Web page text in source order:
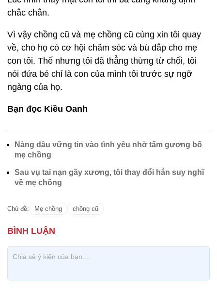
chắc chắn.
Vì vậy chồng cũ và mẹ chồng cũ cùng xin tôi quay
về, cho họ có cơ hội chăm sóc và bù đắp cho mẹ
con tôi. Thế nhưng tôi đã thẳng thừng từ chối, tôi
nói đứa bé chỉ là con của mình tôi trước sự ngỡ
ngàng của họ.
Bạn đọc Kiều Oanh
Nàng dâu vững tin vào tình yêu nhờ tấm gương bố
mẹ chồng
Sau vụ tai nạn gãy xương, tôi thay đổi hẳn suy nghĩ
về mẹ chồng
Chủ đề: Mẹ chồng chồng cũ